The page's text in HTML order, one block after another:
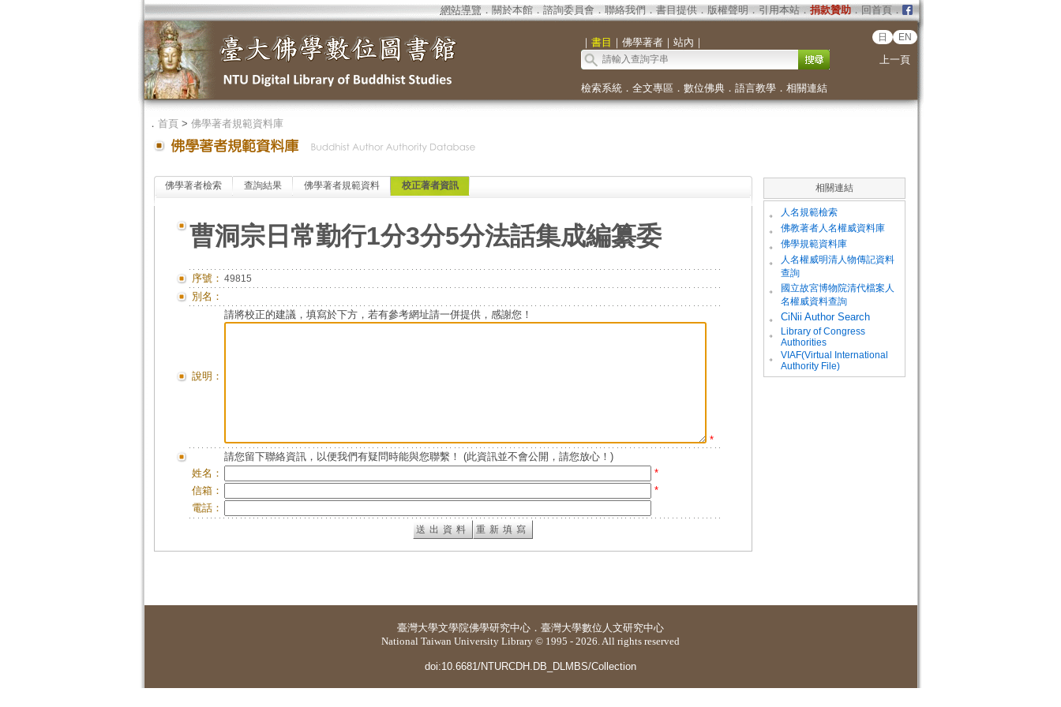
網站導覽 ． 關於本館． 諮詢委員會． 聯絡我們 ． 書目提供． 版權聲明 ． 引用本站． 捐款贊助．回首頁．
｜ 書目 ｜ 佛學著者｜ 站內 ｜ 日 EN
上一頁
檢索系統． 全文專區 ． 數位佛典． 語言教學． 相關連結
． 首頁> 佛學著者規範資料庫
佛學著者檢索 查詢結果 佛學著者規範資料 校正著者資訊
曹洞宗日常勤行1分3分5分法話集成編纂委
序號： 49815
別名：
說明：
請將校正的建議，填寫於下方，若有參考網址請一併提供，感謝您！
*
請您留下聯絡資訊，以便我們有疑問時能與您聯繫！ (此資訊並不會公開，請您放心！)
姓名：
*
信箱：
*
電話：
相關連結
。 人名規範檢索
。 佛教著者人名權威資料庫
。 佛學規範資料庫
。
人名權威明清人物傳記資料
查詢
。
國立故宮博物院清代檔案人
名權威資料查詢
。
CiNii Author Search
。
Library of Congress
Authorities
。
VIAF(Virtual International
Authority File)
臺灣大學文學院佛學研究中心 ． 臺灣大學數位人文研究中心
National Taiwan University Library © 1995 - 2026. All rights reserved
doi:10.6681/NTURCDH.DB_DLMBS/Collection